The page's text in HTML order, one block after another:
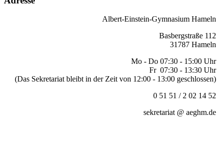
Albert-Einstein-Gymnasium Hameln
Basbergstraße 112
31787 Hameln
Mo - Do 07:30 - 15:00 Uhr
Fr 07:30 - 13:30 Uhr
(Das Sekretariat bleibt in der Zeit von 12:00 - 13:00 geschlossen)
0 51 51 / 2 02 14 52
sekretariat @ aeghm.de